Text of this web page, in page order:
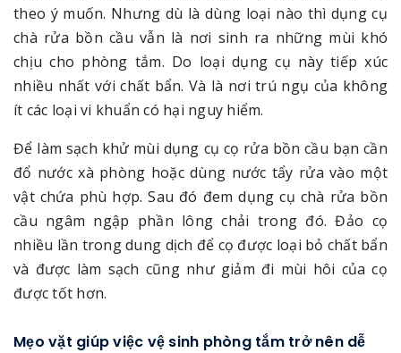
theo ý muốn. Nhưng dù là dùng loại nào thì dụng cụ
chà rửa bồn cầu vẫn là nơi sinh ra những mùi khó
chịu cho phòng tắm. Do loại dụng cụ này tiếp xúc
nhiều nhất với chất bẩn. Và là nơi trú ngụ của không
ít các loại vi khuẩn có hại nguy hiểm.
Để làm sạch khử mùi dụng cụ cọ rửa bồn cầu bạn cần
đổ nước xà phòng hoặc dùng nước tẩy rửa vào một
vật chứa phù hợp. Sau đó đem dụng cụ chà rửa bồn
cầu ngâm ngập phần lông chải trong đó. Đảo cọ
nhiều lần trong dung dịch để cọ được loại bỏ chất bẩn
và được làm sạch cũng như giảm đi mùi hôi của cọ
được tốt hơn.
Mẹo vặt giúp việc vệ sinh phòng tắm trở nên dễ